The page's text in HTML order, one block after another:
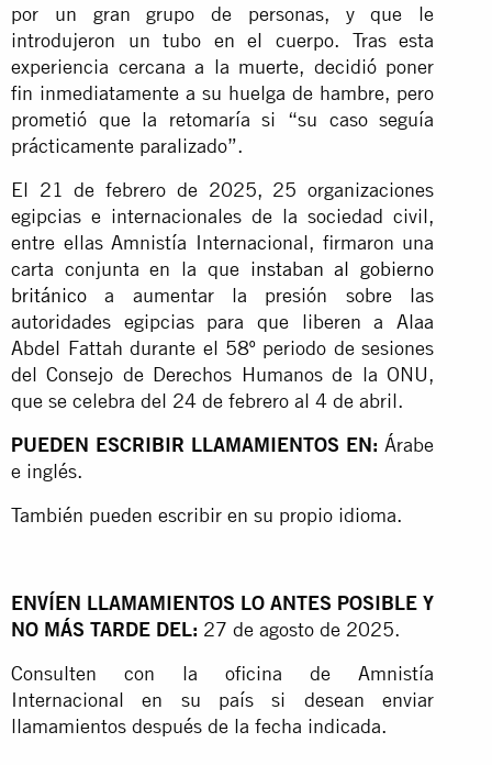
por un gran grupo de personas, y que le
introdujeron un tubo en el cuerpo. Tras esta
experiencia cercana a la muerte, decidió poner
fin inmediatamente a su huelga de hambre, pero
prometió que la retomaría si “su caso seguía
prácticamente paralizado”.
El 21 de febrero de 2025, 25 organizaciones
egipcias e internacionales de la sociedad civil,
entre ellas Amnistía Internacional, firmaron una
carta conjunta en la que instaban al gobierno
británico a aumentar la presión sobre las
autoridades egipcias para que liberen a Alaa
Abdel Fattah durante el 58º periodo de sesiones
del Consejo de Derechos Humanos de la ONU,
que se celebra del 24 de febrero al 4 de abril.
PUEDEN ESCRIBIR LLAMAMIENTOS EN:Árabe
e inglés.
También pueden escribir en su propio idioma.
ENVÍEN LLAMAMIENTOS LO ANTES POSIBLE Y
NO MÁS TARDE DEL: 27 de agosto de 2025.
Consulten con la oficina de Amnistía
Internacional en su país si desean enviar
llamamientos después de la fecha indicada.